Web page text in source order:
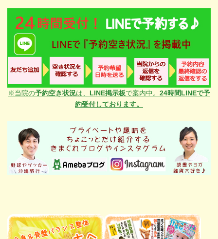
※当院の予約空き状況は、 LINE掲示板で案内中。 24時間LINEで予
約受付しております。